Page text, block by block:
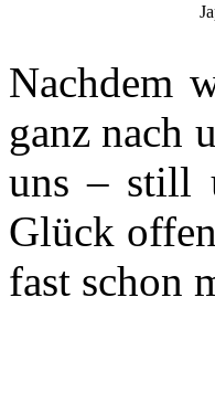
Nachdem
ganz nach
uns – still
Glück
fast schon